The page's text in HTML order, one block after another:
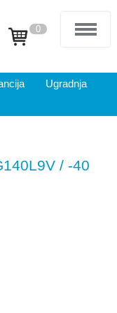
0
Ugradnja
/ -40